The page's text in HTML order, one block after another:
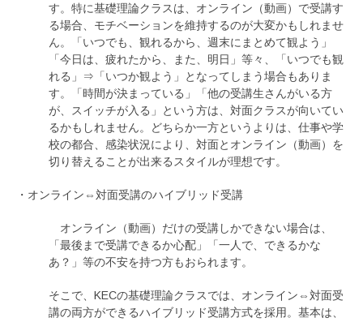
す。特に基礎理論クラスは、オンライン（動画）で受講す
る場合、モチベーションを維持するのが大変かもしれませ
ん。「いつでも、観れるから、週末にまとめて観よう」
「今日は、疲れたから、また、明日」等々、「いつでも観
れる」⇒「いつか観よう」となってしまう場合もありま
す。「時間が決まっている」「他の受講生さんがいる方
が、スイッチが入る」という方は、対面クラスが向いてい
るかもしれません。どちらか一方というよりは、仕事や学
校の都合、感染状況により、対面とオンライン（動画）を
切り替えることが出来るスタイルが理想です。
・オンライン⇔対面受講のハイブリッド受講
オンライン（動画）だけの受講しかできない場合は、
「最後まで受講できるか心配」「一人で、できるかな
あ？」等の不安を持つ方もおられます。
そこで、KECの基礎理論クラスでは、オンライン⇔対面受
講の両方ができるハイブリッド受講方式を採用。基本は、